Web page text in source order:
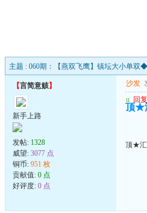
主题 : 060期：【燕双飞鹰】镇坛大小单
【言简意赅】
新手上路
发帖: 1328
威望: 3077 点
铜币: 951 枚
贡献值: 0 点
好评度: 0 点
沙发
u 回复
顶★
顶★汇